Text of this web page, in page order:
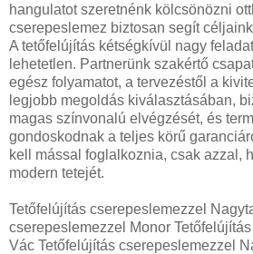
hangulatot szeretnénk kölcsönözni
cserepeslemez biztosan segít
A tetőfelújítás kétségkívül nagy
lehetetlen. Partnerünk szakértő
egész folyamatot, a tervezéstől a
legjobb megoldás kiválasztásában,
magas színvonalú elvégzését, és
gondoskodnak a teljes körű
kell mással foglalkoznia, csak azzal,
modern tetejét.
Tetőfelújítás cserepeslemezzel
cserepeslemezzel Monor
Vác Tetőfelújítás cserepeslemezzel